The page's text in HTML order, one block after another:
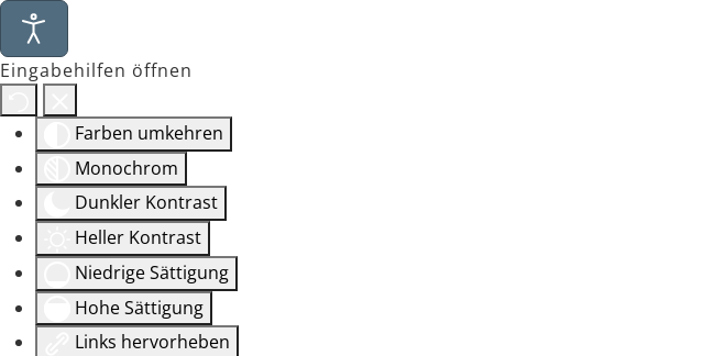
Eingabehilfen öffnen
Farben umkehren
Monochrom
Dunkler Kontrast
Heller Kontrast
Niedrige Sättigung
Hohe Sättigung
Links hervorheben